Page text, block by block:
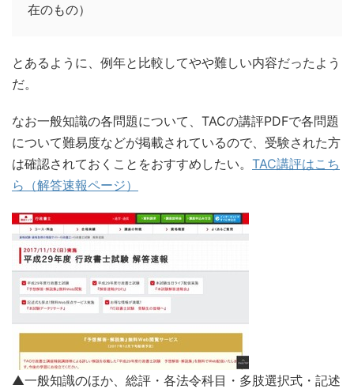
在のもの）
とあるように、例年と比較してやや難しい内容だったよう
だ。
なお一般知識の各問題について、TACの講評PDFで各問題
について難易度などが掲載されているので、受験された方
は確認されておくことをおすすめしたい。 TAC講評はこち
ら（解答速報ページ）
▲一般知識のほか、総評・各法令科目・多肢選択式・記述